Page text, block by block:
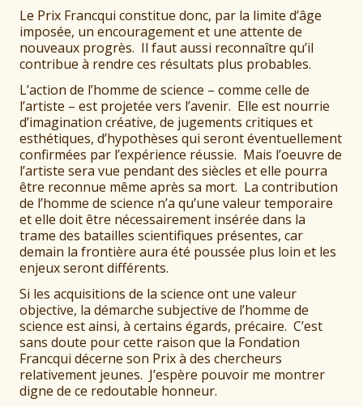
Le Prix Francqui constitue donc, par la limite d’âge
imposée, un encouragement et une attente de
nouveaux progrès. Il faut aussi reconnaître qu’il
contribue à rendre ces résultats plus probables.
L’action de l’homme de science – comme celle de
l’artiste – est projetée vers l’avenir. Elle est nourrie
d’imagination créative, de jugements critiques et
esthétiques, d’hypothèses qui seront éventuellement
confirmées par l’expérience réussie. Mais l’oeuvre de
l’artiste sera vue pendant des siècles et elle pourra
être reconnue même après sa mort. La contribution
de l’homme de science n’a qu’une valeur temporaire
et elle doit être nécessairement insérée dans la
trame des batailles scientifiques présentes, car
demain la frontière aura été poussée plus loin et les
enjeux seront différents.
Si les acquisitions de la science ont une valeur
objective, la démarche subjective de l’homme de
science est ainsi, à certains égards, précaire. C’est
sans doute pour cette raison que la Fondation
Francqui décerne son Prix à des chercheurs
relativement jeunes. J’espère pouvoir me montrer
digne de ce redoutable honneur.